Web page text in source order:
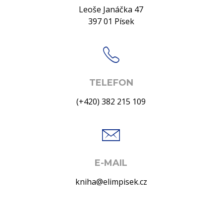
Leoše Janáčka 47
397 01 Písek
TELEFON
(+420) 382 215 109
E-MAIL
kniha@elimpisek.cz